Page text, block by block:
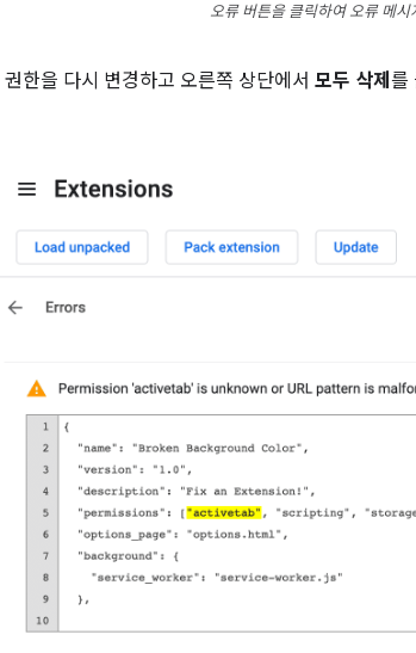
오류 버튼을 클릭하여 오류 메시
한을 다시 변경하고 오른쪽 상단에서 모두 삭제 를